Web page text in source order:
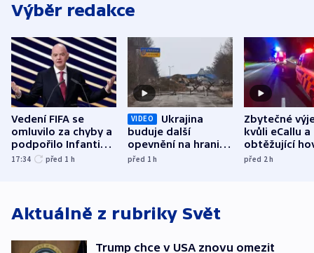
Výběr redakce
Vedení FIFA se
omluvilo za chyby a
podpořilo Infantina.
UEFA trvá na
17:34 před 1 h
VIDEO
Ukrajina
buduje další
opevnění na hranici
s Běloruskem
před 1h
Zbytečné
kvůli eCallu a
obtěžující
zdržují
před 2h
Aktuálně z rubriky Svět
Trump chce v USA znovu omezit